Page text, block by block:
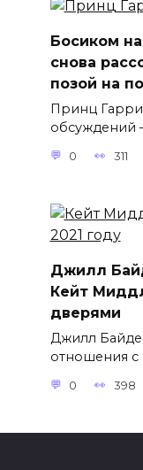
Босиком
снова
позой на
Принц Гарри
обсуждений
0 311
Джилл
Кейт
дверями
Джилл
отношения с
0 398